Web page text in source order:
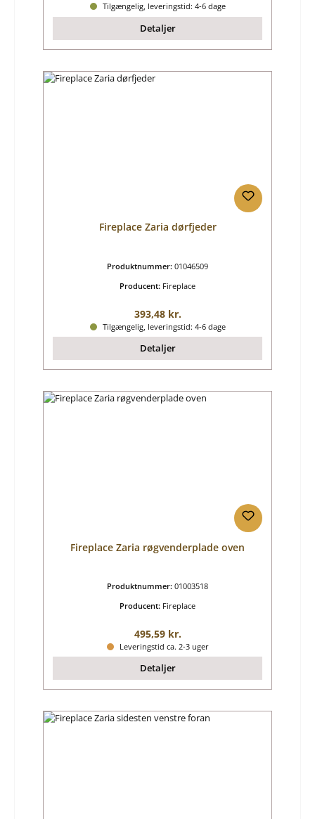
Tilgængelig, leveringstid: 4-6 dage
Detaljer
Fireplace Zaria dørfjeder
Produktnummer: 01046509
Producent: Fireplace
Almindelig pris:
393,48 kr.
Tilgængelig, leveringstid: 4-6 dage
Detaljer
Fireplace Zaria røgvenderplade oven
Produktnummer: 01003518
Producent: Fireplace
Almindelig pris:
495,59 kr.
Leveringstid ca. 2-3 uger
Detaljer